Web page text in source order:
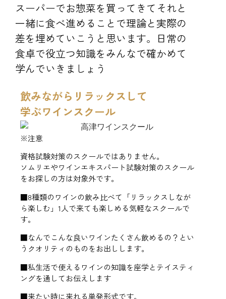
スーパーでお惣菜を買ってきてそれと
一緒に食べ進めることで理論と実際の
差を埋めていこうと思います。日常の
食卓で役立つ知識をみんなで確かめて
学んでいきましょう
飲みながらリラックスして
学ぶワインスクール
※注意
資格試験対策のスクールではありません。
ソムリエやワインエキスパート試験対策のスクール
をお探しの方は対象外です。
■8種類のワインの飲み比べて「リラックスしなが
ら楽しむ」1人で来ても楽しめる気軽なスクールで
す。
■なんでこんな良いワインたくさん飲めるの？とい
うクオリティのものをお出しします。
■私生活で使えるワインの知識を座学とテイスティ
ングを通してお伝えします
■来たい時に来れる単発形式です。